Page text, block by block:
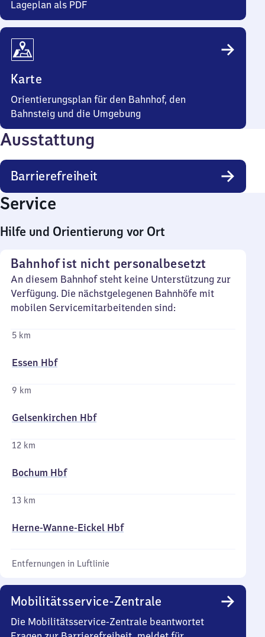
Lageplan als PDF
Karte
Orientierungsplan für den Bahnhof, den
Bahnsteig und die Umgebung
Ausstattung
Barrierefreiheit
Service
Hilfe und Orientierung vor Ort
Bahnhof ist nicht personalbesetzt
An diesem Bahnhof steht keine Unterstützung zur
Verfügung. Die nächstgelegenen Bahnhöfe mit
mobilen Servicemitarbeitenden sind:
5 km
Essen Hbf
9 km
Gelsenkirchen Hbf
12 km
Bochum Hbf
13 km
Herne-Wanne-Eickel Hbf
Entfernungen in Luftlinie
Mobilitätsservice-Zentrale
Die Mobilitätsservice-Zentrale beantwortet